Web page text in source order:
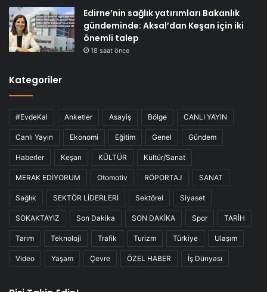
Edirne’nin sağlık yatırımları Bakanlık
gündeminde: Aksal’dan Keşan için iki
önemli talep
18 saat önce
Kategoriler
#EvdeKal Anketler Asayiş Bölge CANLI YAYIN
Canlı Yayın Ekonomi Eğitim Genel Gündem
Haberler Keşan KÜLTÜR Kültür/Sanat
MERAK EDİYORUM Otomotiv RÖPORTAJ SANAT
Sağlık SEKTÖR LİDERLERİ Sektörel Siyaset
SOKAKTAYIZ Son Dakika SON DAKİKA Spor TARİH
Tarım Teknoloji Trafik Turizm Türkiye Ulaşım
Video Yaşam Çevre ÖZEL HABER İş Dünyası